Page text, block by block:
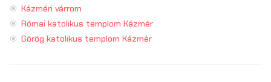
Kázméri várrom
Római katolikus templom Kázmér
Görög katolikus templom Kázmér